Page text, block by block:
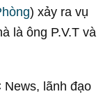
) xảy ra vụ
là ông P.V.T và
lãnh đạo